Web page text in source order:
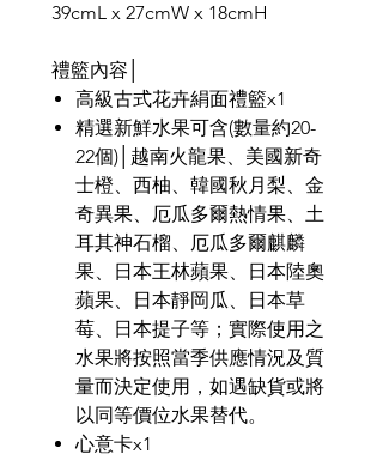
39cmL x 27cmW x 18cmH
禮籃內容│
高級古式花卉絹面禮籃x1
精選新鮮水果可含(數量約20-
22個)│越南火龍果、美國新奇
士橙、西柚、韓國秋月梨、金
奇異果、厄瓜多爾熱情果、土
耳其神石榴、厄瓜多爾麒麟
果、日本王林蘋果、日本陸奧
蘋果、日本靜岡瓜、日本草
莓、日本提子等；實際使用之
水果將按照當季供應情況及質
量而決定使用，如遇缺貨或將
以同等價位水果替代。
心意卡x1